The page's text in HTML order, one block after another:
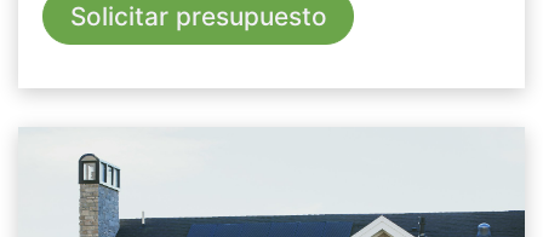
Solicitar presupuesto